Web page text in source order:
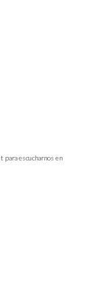
escucharnos en